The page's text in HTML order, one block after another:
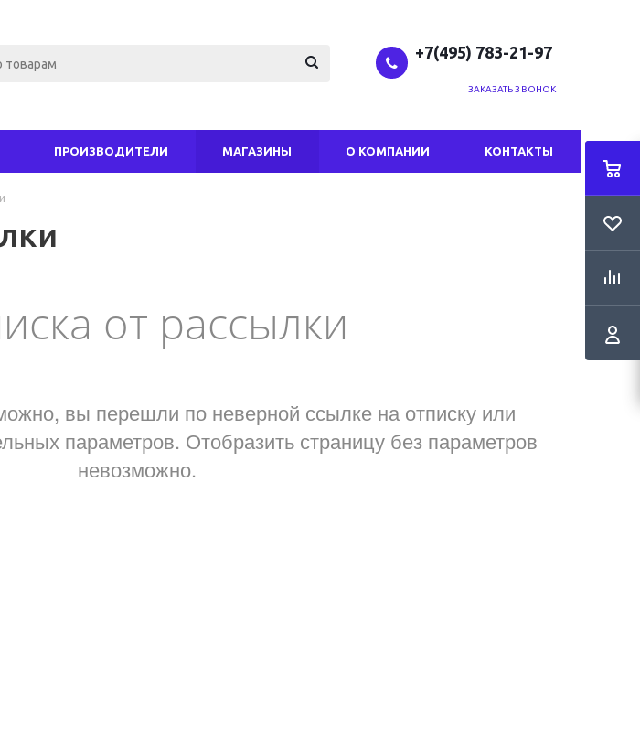
+7(495) 783-21-97
ЗАКАЗАТЬ ЗВОНОК
ПРОИЗВОДИТЕЛИ МАГАЗИНЫ О КОМПАНИИ КОНТАКТЫ
от рассылки
вы перешли по неверной ссылке на отписку или
параметров. Отобразить страницу без параметров
невозможно.